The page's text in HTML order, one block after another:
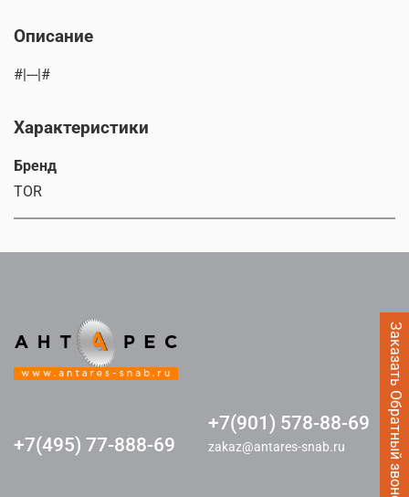
Заказать Обратный звонок
Описание
#|---|#
Характеристики
Бренд
TOR
+7(495) 77-888-69
+7(901) 578-88-69
zakaz@antares-snab.ru